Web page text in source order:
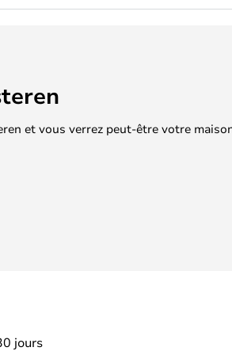
et vous verrez peut-être votre
jours